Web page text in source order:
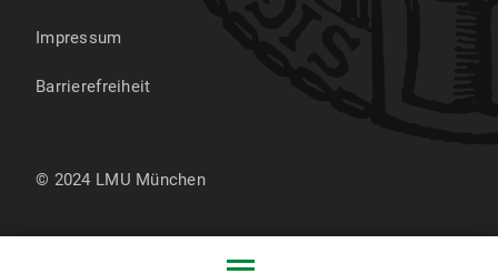
Impressum
Barrierefreiheit
© 2024 LMU München